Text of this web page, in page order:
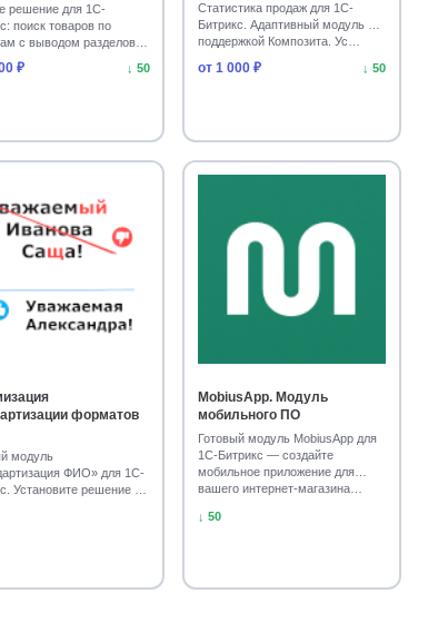
решение для 1С-
поиск товаров по
с выводом разделов в
Установи…
₽ ↓ 50
Статистика продаж для 1С-
Битрикс. Адаптивный модуль с
поддержкой Композита. Ус…
от 1 000 ₽ ↓ 50
форматов
модуль
ФИО» для 1С-
Установите решение и
MobiusApp. Модуль
мобильного ПО
Готовый модуль MobiusApp для
1С-Битрикс — создайте
мобильное приложение для
вашего интернет-магазина…
↓ 50